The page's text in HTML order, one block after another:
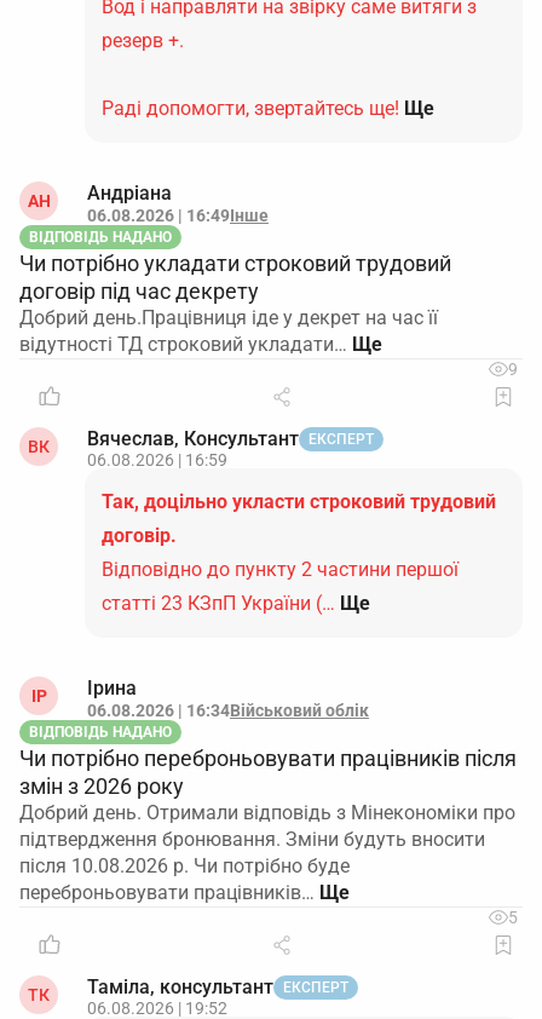
Вод і направляти на звірку саме витяги з
резерв +.
Раді допомогти, звертайтесь ще! Ще
АН Андріана
06.08.2026 | 16:49Інше
ВІДПОВІДЬ НАДАНО
Чи потрібно укладати строковий трудовий
договір під час декрету
Добрий день.Працівниця іде у декрет на час її
відутності ТД строковий укладати…
9
ВК Вячеслав, Консультант ЕКСПЕРТ
06.08.2026 | 16:59
Так, доцільно укласти строковий трудовий
договір.
Відповідно до пункту 2 частини першої
статті 23 КЗпП України (… Ще
ІР Ірина
06.08.2026 | 16:34Військовий облік
ВІДПОВІДЬ НАДАНО
Чи потрібно переброньовувати працівників після
змін з 2026 року
Добрий день. Отримали відповідь з Мінекономіки про
підтвердження бронювання. Зміни будуть вносити
після 10.08.2026 р. Чи потрібно буде
переброньовувати працівників…
5
ТК Таміла, консультант ЕКСПЕРТ
06.08.2026 | 19:52